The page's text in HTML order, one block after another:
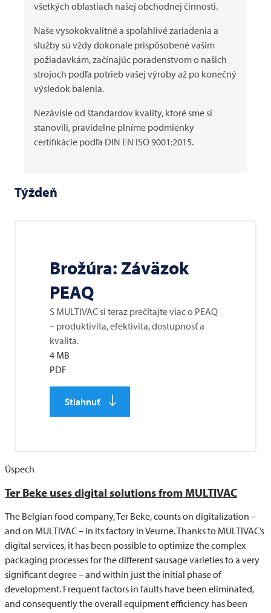
všetkých oblastiach našej obchodnej činnosti.
Naše vysokokvalitné a spoľahlivé zariadenia a
služby sú vždy dokonale prispôsobené vašim
požiadavkám, začínajúc poradenstvom o našich
strojoch podľa potrieb vašej výroby až po konečný
výsledok balenia.
Nezávisle od štandardov kvality, ktoré sme si
stanovili, pravidelne plníme podmienky
certifikácie podľa DIN EN ISO 9001:2015.
Týždeň
Brožúra: Záväzok
PEAQ
S MULTIVAC si teraz prečítajte viac o PEAQ
– produktivita, efektivita, dostupnosť a
kvalita.
4 MB
PDF
Stiahnuť
Úspech
Ter Beke uses digital solutions from MULTIVAC
The Belgian food company, Ter Beke, counts on digitalization –
and on MULTIVAC – in its factory in Veurne. Thanks to MULTIVAC’s
digital services, it has been possible to optimize the complex
packaging processes for the different sausage varieties to a very
significant degree – and within just the initial phase of
development. Frequent factors in faults have been eliminated,
and consequently the overall equipment efficiency has been